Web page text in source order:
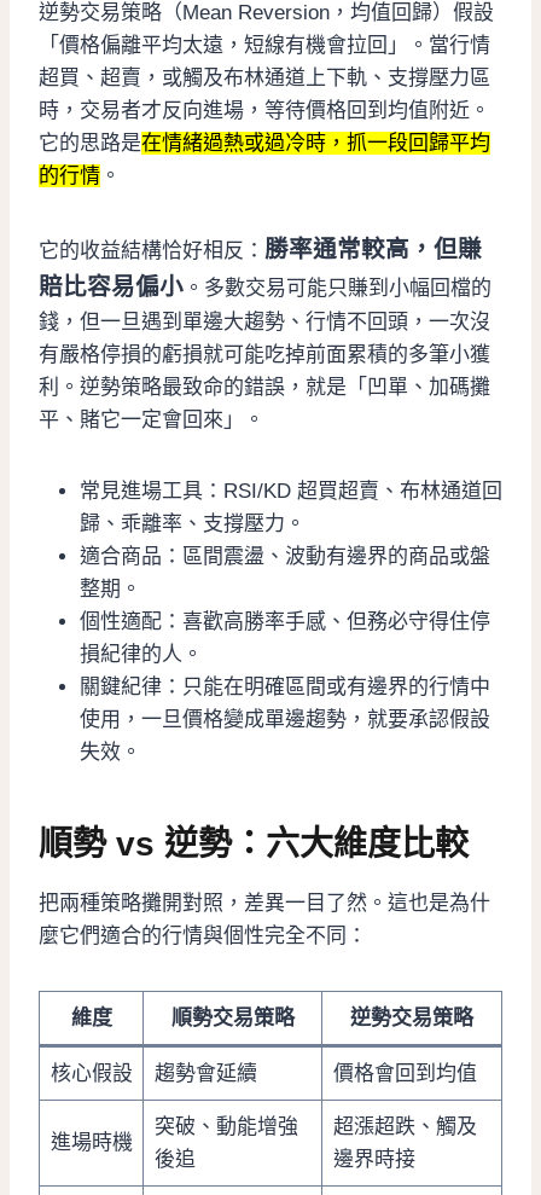
逆勢交易策略（Mean Reversion，均值回歸）假設
「價格偏離平均太遠，短線有機會拉回」。當行情
超買、超賣，或觸及布林通道上下軌、支撐壓力區
時，交易者才反向進場，等待價格回到均值附近。
它的思路是在情緒過熱或過冷時，抓一段回歸平均
的行情 。
它的收益結構恰好相反： 勝率通常較高，但賺
賠比容易偏小 。多數交易可能只賺到小幅回檔的
錢，但一旦遇到單邊大趨勢、行情不回頭，一次沒
有嚴格停損的虧損就可能吃掉前面累積的多筆小獲
利。逆勢策略最致命的錯誤，就是「凹單、加碼攤
平、賭它一定會回來」。
常見進場工具：RSI/KD 超買超賣、布林通道回
歸、乖離率、支撐壓力。
適合商品：區間震盪、波動有邊界的商品或盤
整期。
個性適配：喜歡高勝率手感、但務必守得住停
損紀律的人。
關鍵紀律：只能在明確區間或有邊界的行情中
使用，一旦價格變成單邊趨勢，就要承認假設
失效。
順勢 vs 逆勢：六大維度比較
把兩種策略攤開對照，差異一目了然。這也是為什
麼它們適合的行情與個性完全不同：
維度 順勢交易策略 逆勢交易策略
核心假設 趨勢會延續 價格會回到均值
進場時機
突破、動能增強
後追
超漲超跌、觸及
邊界時接